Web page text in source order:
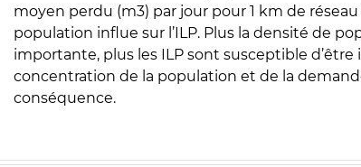
moyen perdu (m3) par jour pour 1 km de
population influe sur l’ILP. Plus la densité de
importante, plus les ILP sont susceptible
concentration de la population et de la
conséquence.